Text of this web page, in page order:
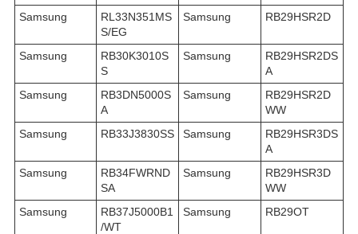
Samsung
RL33N351MS
S/EG
Samsung RB29HSR2D
Samsung
RB30K3010S
S
Samsung
RB29HSR2DS
A
Samsung
RB3DN5000S
A
Samsung
RB29HSR2D
WW
Samsung
RB33J3830SS Samsung
RB29HSR3DS
A
Samsung
RB34FWRND
SA
Samsung
RB29HSR3D
WW
Samsung
RB37J5000B1
/WT
Samsung RB29OT